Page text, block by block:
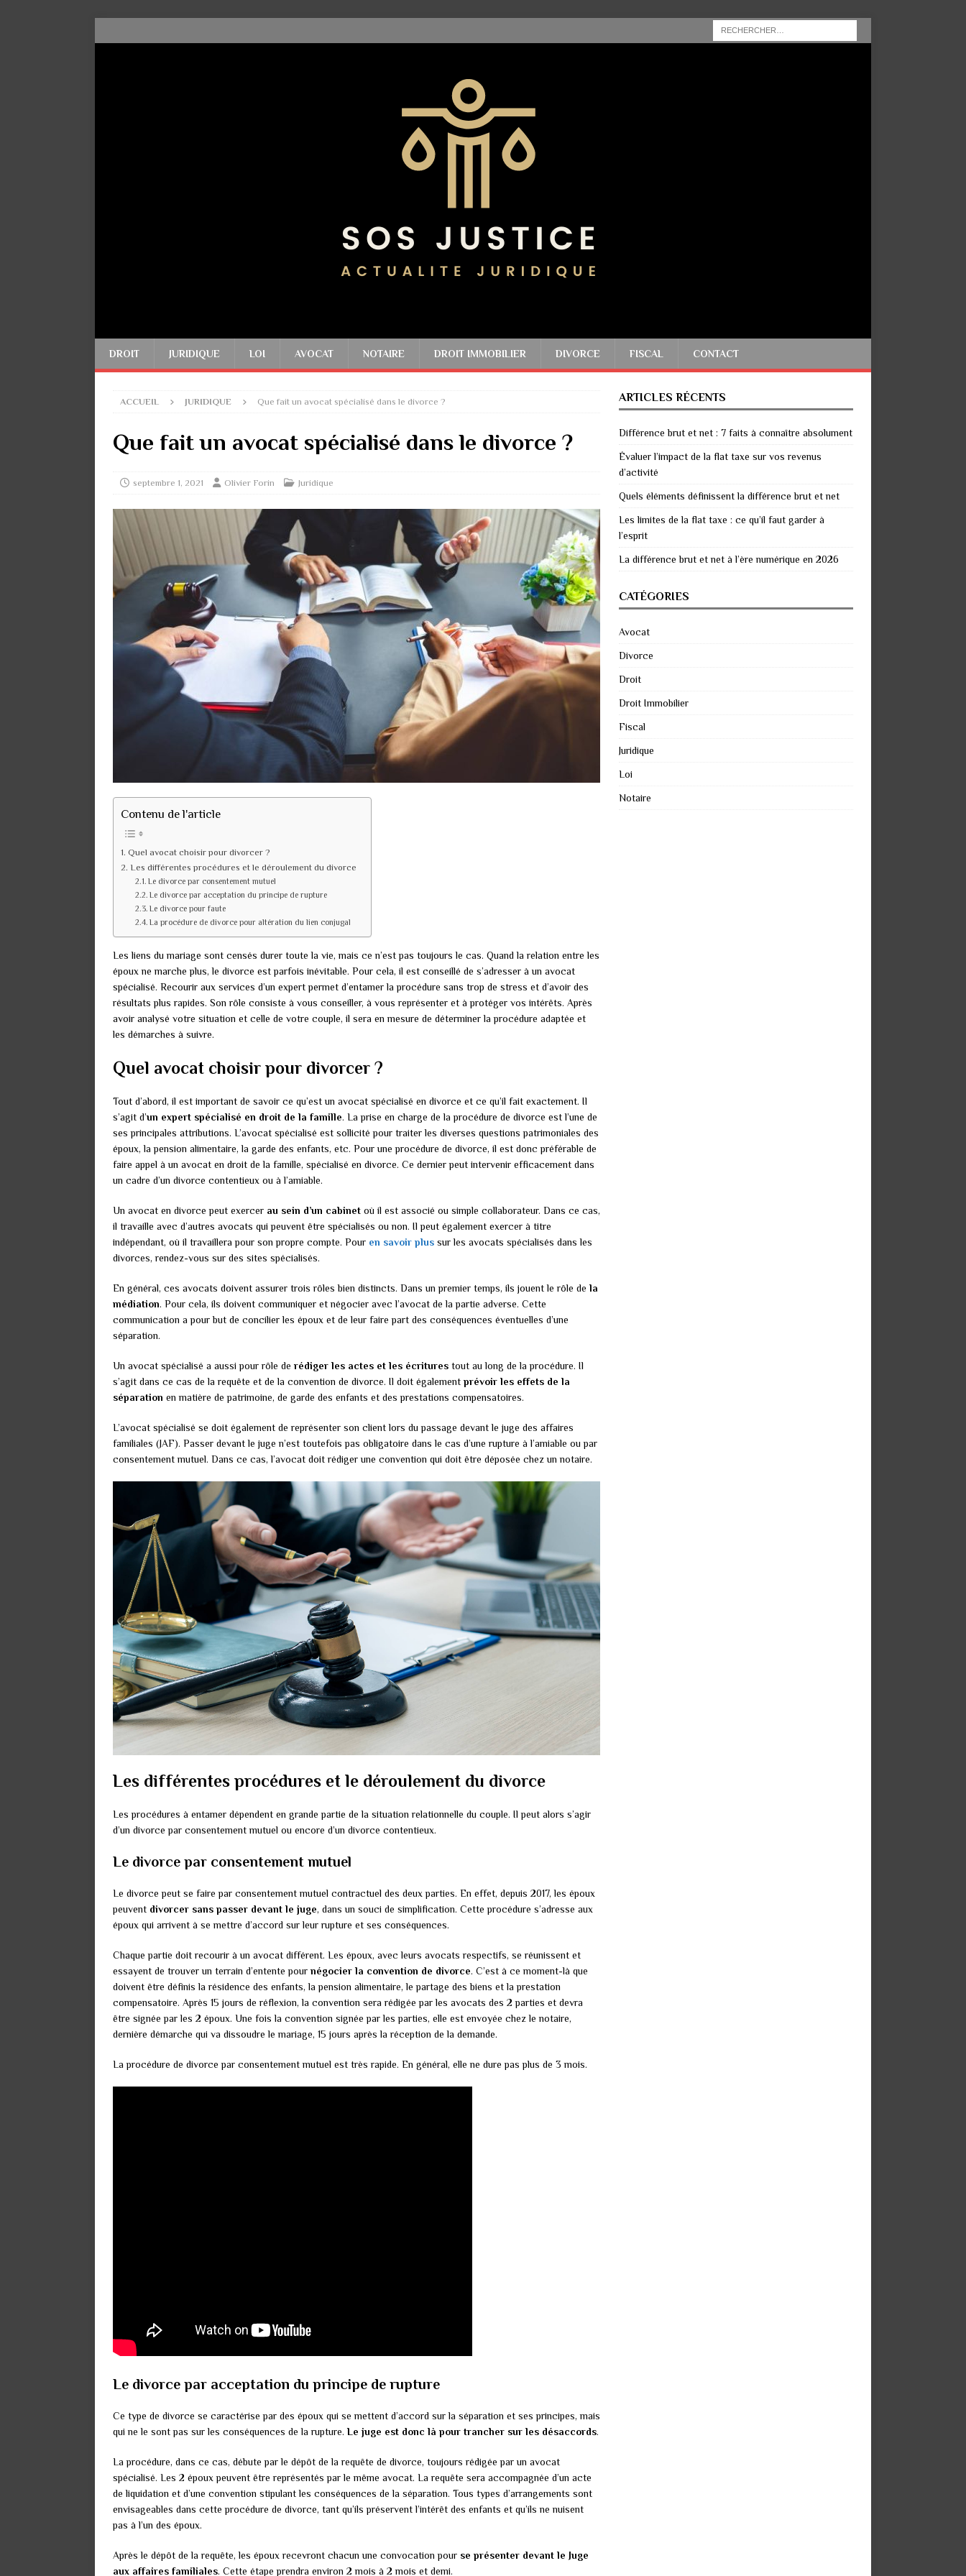
DROIT JURIDIQUE LOI AVOCAT NOTAIRE DROIT IMMOBILIER DIVORCE FISCAL CONTACT
ACCUEIL JURIDIQUE Que fait un avocat spécialisé dans le divorce ?
Que fait un avocat spécialisé dans le divorce ?
septembre 1, 2021 Olivier Forin Juridique
Contenu de l'article
Quel avocat choisir pour divorcer ?
Les différentes procédures et le déroulement du divorce
Le divorce par consentement mutuel
Le divorce par acceptation du principe de rupture
Le divorce pour faute
La procédure de divorce pour altération du lien conjugal
Les liens du mariage sont censés durer toute la vie, mais ce n’est pas toujours le cas. Quand la relation entre les
époux ne marche plus, le divorce est parfois inévitable. Pour cela, il est conseillé de s’adresser à un avocat
spécialisé. Recourir aux services d’un expert permet d’entamer la procédure sans trop de stress et d’avoir des
résultats plus rapides. Son rôle consiste à vous conseiller, à vous représenter et à protéger vos intérêts. Après
avoir analysé votre situation et celle de votre couple, il sera en mesure de déterminer la procédure adaptée et
les démarches à suivre.
Quel avocat choisir pour divorcer ?
Tout d’abord, il est important de savoir ce qu’est un avocat spécialisé en divorce et ce qu’il fait exactement. Il
s’agit d’un expert spécialisé en droit de la famille. La prise en charge de la procédure de divorce est l’une de
ses principales attributions. L’avocat spécialisé est sollicité pour traiter les diverses questions patrimoniales des
époux, la pension alimentaire, la garde des enfants, etc. Pour une procédure de divorce, il est donc préférable de
faire appel à un avocat en droit de la famille, spécialisé en divorce. Ce dernier peut intervenir efficacement dans
un cadre d’un divorce contentieux ou à l’amiable.
Un avocat en divorce peut exercer au sein d’un cabinet où il est associé ou simple collaborateur. Dans ce cas,
il travaille avec d’autres avocats qui peuvent être spécialisés ou non. Il peut également exercer à titre
indépendant, où il travaillera pour son propre compte. Pour en savoir plus sur les avocats spécialisés dans les
divorces, rendez-vous sur des sites spécialisés.
En général, ces avocats doivent assurer trois rôles bien distincts. Dans un premier temps, ils jouent le rôle de la
médiation. Pour cela, ils doivent communiquer et négocier avec l’avocat de la partie adverse. Cette
communication a pour but de concilier les époux et de leur faire part des conséquences éventuelles d’une
séparation.
Un avocat spécialisé a aussi pour rôle de rédiger les actes et les écritures tout au long de la procédure. Il
s’agit dans ce cas de la requête et de la convention de divorce. Il doit également prévoir les effets de la
séparation en matière de patrimoine, de garde des enfants et des prestations compensatoires.
L’avocat spécialisé se doit également de représenter son client lors du passage devant le juge des affaires
familiales (JAF). Passer devant le juge n’est toutefois pas obligatoire dans le cas d’une rupture à l’amiable ou par
consentement mutuel. Dans ce cas, l’avocat doit rédiger une convention qui doit être déposée chez un notaire.
Les différentes procédures et le déroulement du divorce
Les procédures à entamer dépendent en grande partie de la situation relationnelle du couple. Il peut alors s’agir
d’un divorce par consentement mutuel ou encore d’un divorce contentieux.
Le divorce par consentement mutuel
Le divorce peut se faire par consentement mutuel contractuel des deux parties. En effet, depuis 2017, les époux
peuvent divorcer sans passer devant le juge, dans un souci de simplification. Cette procédure s’adresse aux
époux qui arrivent à se mettre d’accord sur leur rupture et ses conséquences.
Chaque partie doit recourir à un avocat différent. Les époux, avec leurs avocats respectifs, se réunissent et
essayent de trouver un terrain d’entente pour négocier la convention de divorce. C’est à ce moment-là que
doivent être définis la résidence des enfants, la pension alimentaire, le partage des biens et la prestation
compensatoire. Après 15 jours de réflexion, la convention sera rédigée par les avocats des 2 parties et devra
être signée par les 2 époux. Une fois la convention signée par les parties, elle est envoyée chez le notaire,
dernière démarche qui va dissoudre le mariage, 15 jours après la réception de la demande.
La procédure de divorce par consentement mutuel est très rapide. En général, elle ne dure pas plus de 3 mois.
Le divorce par acceptation du principe de rupture
Ce type de divorce se caractérise par des époux qui se mettent d’accord sur la séparation et ses principes, mais
qui ne le sont pas sur les conséquences de la rupture.Le juge est donc là pour trancher sur les désaccords.
La procédure, dans ce cas, débute par le dépôt de la requête de divorce, toujours rédigée par un avocat
spécialisé. Les 2 époux peuvent être représentés par le même avocat. La requête sera accompagnée d’un acte
de liquidation et d’une convention stipulant les conséquences de la séparation. Tous types d’arrangements sont
envisageables dans cette procédure de divorce, tant qu’ils préservent l’intérêt des enfants et qu’ils ne nuisent
pas à l’un des époux.
Après le dépôt de la requête, les époux recevront chacun une convocation pour se présenter devant le Juge
aux affaires familiales. Cette étape prendra environ 2 mois à 2 mois et demi.
ARTICLES RÉCENTS
Différence brut et net : 7 faits à connaître absolument
Évaluer l’impact de la flat taxe sur vos revenus
d’activité
Quels éléments définissent la différence brut et net
Les limites de la flat taxe : ce qu’il faut garder à
l’esprit
La différence brut et net à l’ère numérique en 2026
CATÉGORIES
Avocat
Divorce
Droit
Droit Immobilier
Fiscal
Juridique
Loi
Notaire